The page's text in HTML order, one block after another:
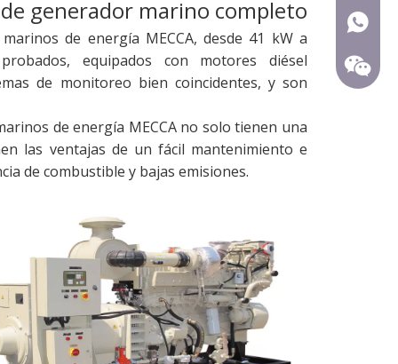
generador marino completo
de energía MECCA, desde 41 kW a
equipados con motores diésel
de monitoreo bien coincidentes, y son
de energía MECCA no solo tienen una
las ventajas de un fácil mantenimiento e
de combustible y bajas emisiones.
+ 86-